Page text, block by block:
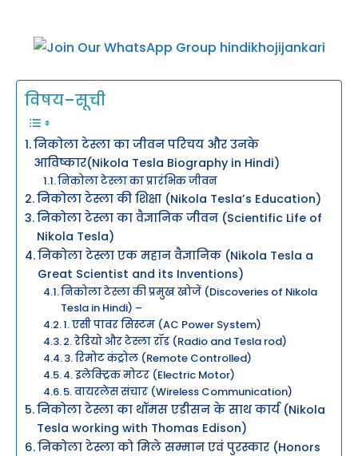
विषय–सूची
निकोला टेस्ला का जीवन परिचय और उनके
आविष्कार(Nikola Tesla Biography in Hindi)
निकोला टेस्ला का प्रारंभिक जीवन
निकोला टेस्ला की शिक्षा (Nikola Tesla’s Education)
निकोला टेस्ला का वैज्ञानिक जीवन (Scientific Life of
Nikola Tesla)
निकोला टेस्ला एक महान वैज्ञानिक (Nikola Tesla a
Great Scientist and its Inventions)
निकोला टेस्ला की प्रमुख खोजें (Discoveries of Nikola
Tesla in Hindi) –
1. एसी पावर सिस्टम (AC Power System)
2. रेडियो और टेस्ला रॉड (Radio and Tesla rod)
3. रिमोट कंट्रोल (Remote Controlled)
4. इलेक्ट्रिक मोटर (Electric Motor)
5. वायरलेस संचार (Wireless Communication)
निकोला टेस्ला का थॉमस एडीसन के साथ कार्य (Nikola
Tesla working with Thomas Edison)
निकोला टेस्ला को मिले सम्मान एवं पुरस्कार (Honors